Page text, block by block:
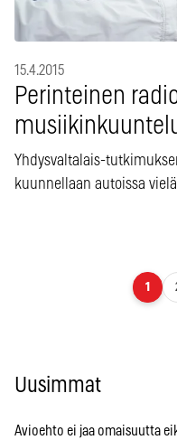
15.4.2015
Perinteinen
Yhdysvaltalais-
kuunnellaan autoissa
Artikkelien 1
Uusimmat
Avioehto ei jaa omaisuutta